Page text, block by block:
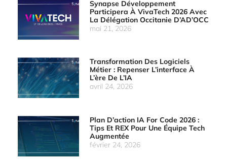
Synapse Développement
Participera À VivaTech 2026 Avec
La Délégation Occitanie D’AD’OCC
mai 21, 2026
Transformation Des Logiciels
Métier : Repenser L’interface À
L’ère De L’IA
avril 24, 2026
Plan D’action IA For Code 2026 :
Tips Et REX Pour Une Équipe Tech
Augmentée
février 24, 2026